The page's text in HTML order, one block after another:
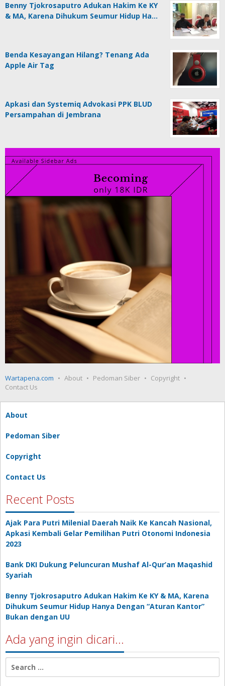
Benny Tjokrosaputro Adukan Hakim Ke KY
& MA, Karena Dihukum Seumur Hidup Ha…
Benda Kesayangan Hilang? Tenang Ada
Apple Air Tag
Apkasi dan Systemiq Advokasi PPK BLUD
Persampahan di Jembrana
Wartapena.com About Pedoman Siber
Copyright
Contact Us
About
Pedoman Siber
Copyright
Contact Us
Recent Posts
Ajak Para Putri Milenial Daerah Naik Ke Kancah Nasional,
Apkasi Kembali Gelar Pemilihan Putri Otonomi Indonesia
2023
Bank DKI Dukung Peluncuran Mushaf Al-Qur’an Maqashid
Syariah
Benny Tjokrosaputro Adukan Hakim Ke KY & MA, Karena
Dihukum Seumur Hidup Hanya Dengan “Aturan Kantor”
Bukan dengan UU
Ada yang ingin dicari…
Search